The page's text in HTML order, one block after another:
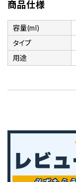
商品仕様
容量(ml)
タイプ
用途